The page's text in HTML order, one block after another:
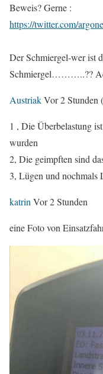
Beweis? Gerne :
https://twitter.com/
Der Schmiergel-wer ist
Schmiergel………..??
AustriakVor 2 Stunden
1 , Die Überbelastung
wurden
2, Die geimpften sind
3, Lügen und
katrin Vor 2 Stunden
eine Foto von